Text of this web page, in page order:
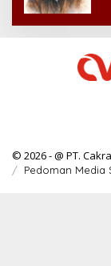
© 2026 - @ PT.
Pedoman Media